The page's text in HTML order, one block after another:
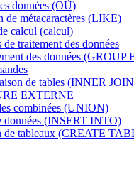
données (OÙ)
de métacaractères (LIKE)
calcul (calcul)
traitement des données
des données (GROUP
de tables (INNER
EXTERNE
combinées (UNION)
données (INSERT INTO)
de tableaux (CREATE